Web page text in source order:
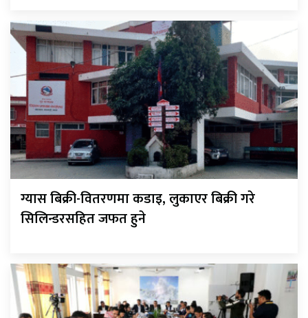
ग्यास बिक्री-वितरणमा कडाइ, लुकाएर बिक्री गरे
सिलिन्डरसहित जफत हुने